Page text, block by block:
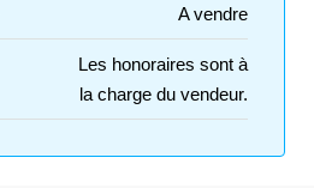
A vendre
Les honoraires sont à
la charge du vendeur.